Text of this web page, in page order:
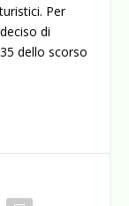
Per
di
dello scorso